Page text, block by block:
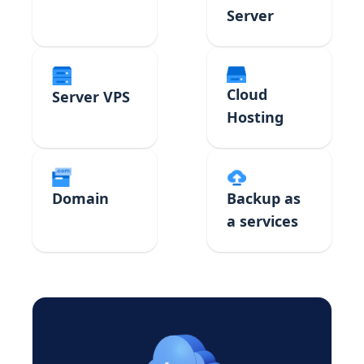
Server
Server VPS
Cloud
Hosting
Domain
Backup as
a services